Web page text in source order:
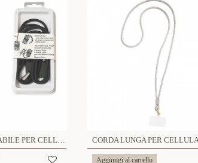
CORDINO REGOLABILE PER CELLULARE TELEFONO UNIVERSALE - CU1501
Aggiungi al carrello